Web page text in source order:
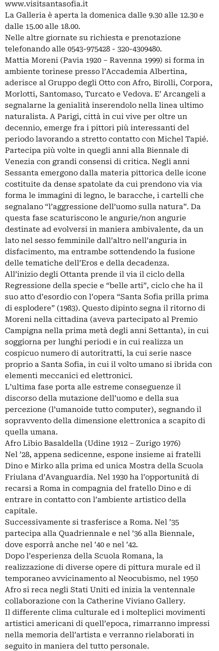
www.visitsantasofia.it
La Galleria è aperta la domenica dalle 9.30 alle 12.30 e
dalle 15.00 alle 18.00.
Nelle altre giornate su richiesta e prenotazione
telefonando alle 0543-975428 - 320-4309480.
Mattia Moreni (Pavia 1920 – Ravenna 1999) si forma in
ambiente torinese presso l’Accademia Albertina,
aderisce al Gruppo degli Otto con Afro, Birolli, Corpora,
Morlotti, Santomaso, Turcato e Vedova. E’ Arcangeli a
segnalarne la genialità inserendolo nella linea ultimo
naturalista. A Parigi, città in cui vive per oltre un
decennio, emerge fra i pittori più interessanti del
periodo lavorando a stretto contatto con Michel Tapié.
Partecipa più volte in quegli anni alla Biennale di
Venezia con grandi consensi di critica. Negli anni
Sessanta emergono dalla materia pittorica delle icone
costituite da dense spatolate da cui prendono via via
forma le immagini di legno, le baracche, i cartelli che
segnalano “l’aggressione dell’uomo sulla natura”. Da
questa fase scaturiscono le angurie/non angurie
destinate ad evolversi in maniera ambivalente, da un
lato nel sesso femminile dall’altro nell’anguria in
disfacimento, ma entrambe sottendendo la fusione
delle tematiche dell’Eros e della decadenza.
All’inizio degli Ottanta prende il via il ciclo della
Regressione della specie e “belle arti”, ciclo che ha il
suo atto d’esordio con l’opera “Santa Sofia prilla prima
di esplodere” (1983). Questo dipinto segna il ritorno di
Moreni nella cittadina (aveva partecipato al Premio
Campigna nella prima metà degli anni Settanta), in cui
soggiorna per lunghi periodi e in cui realizza un
cospicuo numero di autoritratti, la cui serie nasce
proprio a Santa Sofia, in cui il volto umano si ibrida con
elementi meccanici ed elettronici.
L’ultima fase porta alle estreme conseguenze il
discorso della mutazione dell’uomo e della sua
percezione (l’umanoide tutto computer), segnando il
sopravvento della dimensione elettronica a scapito di
quella umana.
Afro Libio Basaldella (Udine 1912 – Zurigo 1976)
Nel ’28, appena sedicenne, espone insieme ai fratelli
Dino e Mirko alla prima ed unica Mostra della Scuola
Friulana d’Avanguardia. Nel 1930 ha l’opportunità di
recarsi a Roma in compagnia del fratello Dino e di
entrare in contatto con l’ambiente artistico della
capitale.
Successivamente si trasferisce a Roma. Nel ’35
partecipa alla Quadriennale e nel ’36 alla Biennale,
dove esporrà anche nel ’40 e nel ’42.
Dopo l’esperienza della Scuola Romana, la
realizzazione di diverse opere di pittura murale ed il
temporaneo avvicinamento al Neocubismo, nel 1950
Afro si reca negli Stati Uniti ed inizia la ventennale
collaborazione con la Catherine Viviano Gallery.
Il differente clima culturale ed i molteplici movimenti
artistici americani di quell’epoca, rimarranno impressi
nella memoria dell’artista e verranno rielaborati in
seguito in maniera del tutto personale.